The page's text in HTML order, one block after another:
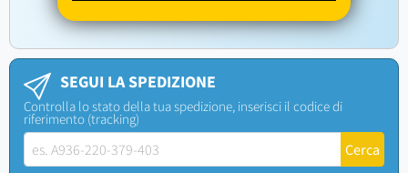
SEGUI LA SPEDIZIONE
Controlla lo stato della tua spedizione, inserisci il codice di
riferimento (tracking)